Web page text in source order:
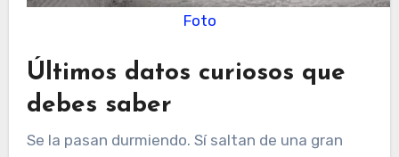
Foto
Últimos datos curiosos que
debes saber
Se la pasan durmiendo. Sí saltan de una gran